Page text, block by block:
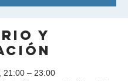
y
21:00 – 23:00